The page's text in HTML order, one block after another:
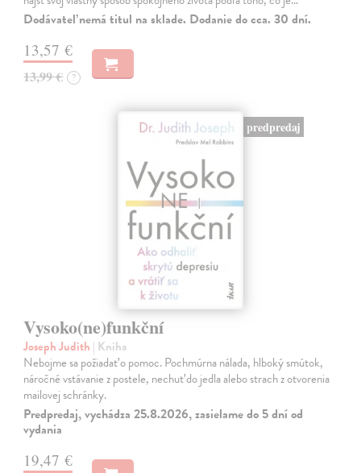
Dodávateľ nemá titul na sklade. Dodanie do cca. 30 dní.
13,57 €
13,99 € ?
predpredaj
Vysoko(ne)funkční
Joseph Judith | Kniha
Nebojme sa požiadať o pomoc. Pochmúrna nálada, hlboký smútok,
náročné vstávanie z postele, nechuť do jedla alebo strach z otvorenia
mailovej schránky.
Predpredaj, vychádza 25.8.2026, zasielame do 5 dní od
vydania
19,47 €